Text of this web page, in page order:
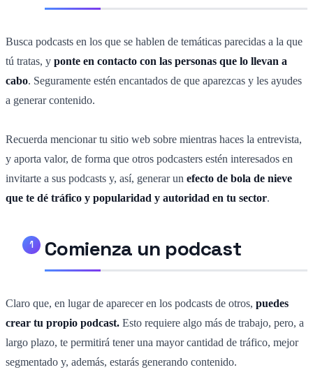
Busca podcasts en los que se hablen de temáticas parecidas a la que
tú tratas, y ponte en contacto con las personas que lo llevan a
cabo. Seguramente estén encantados de que aparezcas y les ayudes
a generar contenido.
Recuerda mencionar tu sitio web sobre mientras haces la entrevista,
y aporta valor, de forma que otros podcasters estén interesados en
invitarte a sus podcasts y, así, generar un efecto de bola de nieve
que te dé tráfico y popularidad y autoridad en tu sector.
Comienza un podcast
Claro que, en lugar de aparecer en los podcasts de otros, puedes
crear tu propio podcast. Esto requiere algo más de trabajo, pero, a
largo plazo, te permitirá tener una mayor cantidad de tráfico, mejor
segmentado y, además, estarás generando contenido.